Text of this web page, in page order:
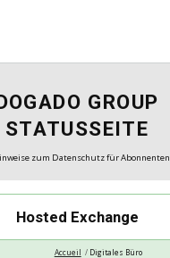
GROUP
STATUSSEITE
zum Datenschutz für Abonnenten
Hosted Exchange
Accueil Digitales Büro